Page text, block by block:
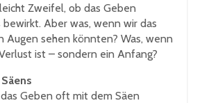
Zweifel, ob das Geben
Aber was, wenn wir das
Augen sehen könnten? Was, wenn
ist – sondern ein Anfang?
Geben oft mit dem Säen